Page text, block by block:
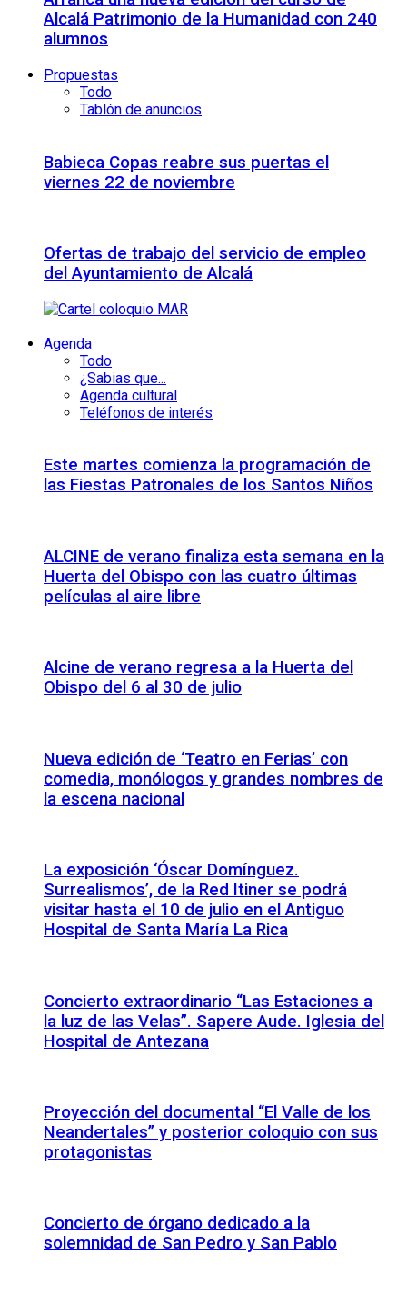
Alcalá Patrimonio de la Humanidad con 240
alumnos
Propuestas
Todo
Tablón de anuncios
Babieca Copas reabre sus puertas el
viernes 22 de noviembre
Ofertas de trabajo del servicio de empleo
del Ayuntamiento de Alcalá
Agenda
Todo
¿Sabias que...
Agenda cultural
Teléfonos de interés
Este martes comienza la programación de
las Fiestas Patronales de los Santos Niños
ALCINE de verano finaliza esta semana en la
Huerta del Obispo con las cuatro últimas
películas al aire libre
Alcine de verano regresa a la Huerta del
Obispo del 6 al 30 de julio
Nueva edición de ‘Teatro en Ferias’ con
comedia, monólogos y grandes nombres de
la escena nacional
La exposición ‘Óscar Domínguez.
Surrealismos’, de la Red Itiner se podrá
visitar hasta el 10 de julio en el Antiguo
Hospital de Santa María La Rica
Concierto extraordinario “Las Estaciones a
la luz de las Velas”. Sapere Aude. Iglesia del
Hospital de Antezana
Proyección del documental “El Valle de los
Neandertales” y posterior coloquio con sus
protagonistas
Concierto de órgano dedicado a la
solemnidad de San Pedro y San Pablo